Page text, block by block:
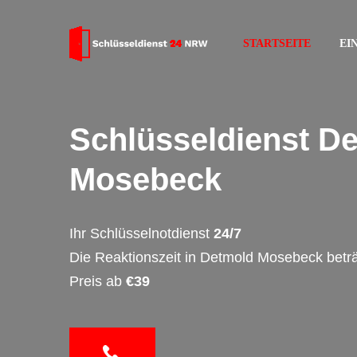
STARTSEITE
Schlüsseldienst
Mosebeck
Ihr Schlüsselnotdienst 24/7
Die Reaktionszeit in Detmold Mosebeck
Preis ab €39